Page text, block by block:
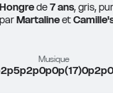
Hongre de 7 ans, gris,
par Martaline et
Musique